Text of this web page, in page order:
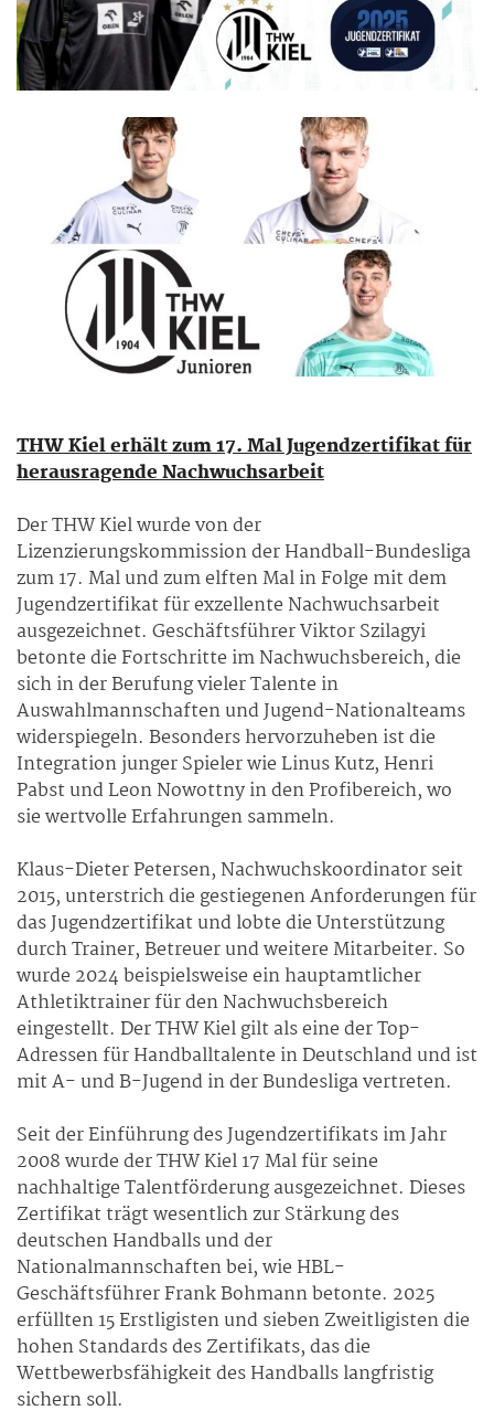
THW Kiel erhält zum 17. Mal Jugendzertifikat für
herausragende Nachwuchsarbeit
Der THW Kiel wurde von der
Lizenzierungskommission der Handball-Bundesliga
zum 17. Mal und zum elften Mal in Folge mit dem
Jugendzertifikat für exzellente Nachwuchsarbeit
ausgezeichnet. Geschäftsführer Viktor Szilagyi
betonte die Fortschritte im Nachwuchsbereich, die
sich in der Berufung vieler Talente in
Auswahlmannschaften und Jugend-Nationalteams
widerspiegeln. Besonders hervorzuheben ist die
Integration junger Spieler wie Linus Kutz, Henri
Pabst und Leon Nowottny in den Profibereich, wo
sie wertvolle Erfahrungen sammeln.
Klaus-Dieter Petersen, Nachwuchskoordinator seit
2015, unterstrich die gestiegenen Anforderungen für
das Jugendzertifikat und lobte die Unterstützung
durch Trainer, Betreuer und weitere Mitarbeiter. So
wurde 2024 beispielsweise ein hauptamtlicher
Athletiktrainer für den Nachwuchsbereich
eingestellt. Der THW Kiel gilt als eine der Top-
Adressen für Handballtalente in Deutschland und ist
mit A- und B-Jugend in der Bundesliga vertreten.
Seit der Einführung des Jugendzertifikats im Jahr
2008 wurde der THW Kiel 17 Mal für seine
nachhaltige Talentförderung ausgezeichnet. Dieses
Zertifikat trägt wesentlich zur Stärkung des
deutschen Handballs und der
Nationalmannschaften bei, wie HBL-
Geschäftsführer Frank Bohmann betonte. 2025
erfüllten 15 Erstligisten und sieben Zweitligisten die
hohen Standards des Zertifikats, das die
Wettbewerbsfähigkeit des Handballs langfristig
sichern soll.